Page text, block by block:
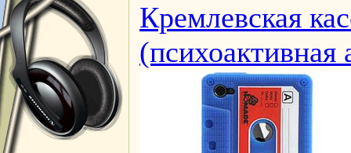
Кремлевская
(психоактивная